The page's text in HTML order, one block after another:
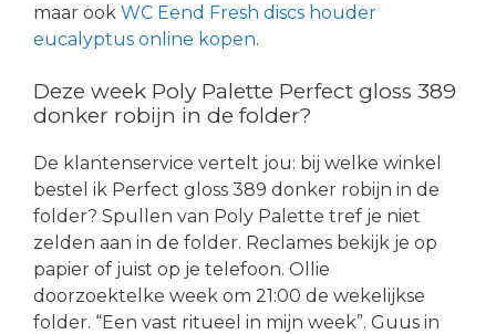
maar ook WC Eend Fresh discs houder
eucalyptus online kopen.
Deze week Poly Palette Perfect gloss 389
donker robijn in de folder?
De klantenservice vertelt jou: bij welke winkel
bestel ik Perfect gloss 389 donker robijn in de
folder? Spullen van Poly Palette tref je niet
zelden aan in de folder. Reclames bekijk je op
papier of juist op je telefoon. Ollie
doorzoektelke week om 21:00 de wekelijkse
folder. “Een vast ritueel in mijn week”. Guus in